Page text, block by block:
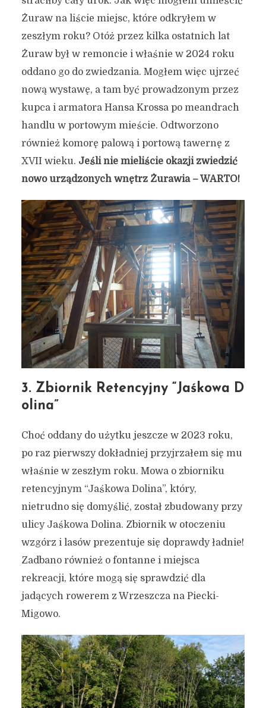
Żuraw na liście miejsc, które odkryłem w
zeszłym roku? Otóż przez kilka ostatnich lat
Żuraw był w remoncie i właśnie w 2024 roku
oddano go do zwiedzania. Mogłem więc ujrzeć
nową wystawę, a tam być prowadzonym przez
kupca i armatora Hansa Krossa po meandrach
handlu w portowym mieście. Odtworzono
również komorę palową i portową tawernę z
XVII wieku. Jeśli nie mieliście okazji zwiedzić
nowo urządzonych wnętrz Żurawia – WARTO!
3. Zbiornik Retencyjny “Jaśkowa D
olina”
Choć oddany do użytku jeszcze w 2023 roku,
po raz pierwszy dokładniej przyjrzałem się mu
właśnie w zeszłym roku. Mowa o zbiorniku
retencyjnym “Jaśkowa Dolina”, który,
nietrudno się domyślić, został zbudowany przy
ulicy Jaśkowa Dolina. Zbiornik w otoczeniu
wzgórz i lasów prezentuje się doprawdy ładnie!
Zadbano również o fontanne i miejsca
rekreacji, które mogą się sprawdzić dla
jadących rowerem z Wrzeszcza na Piecki-
Migowo.